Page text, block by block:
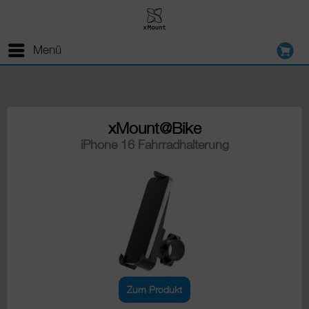
Menü
xMount@Bike
iPhone 16 Fahrradhalterung
Zum Produkt